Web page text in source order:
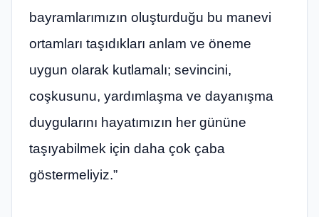
bayramlarımızın oluşturduğu bu manevi
ortamları taşıdıkları anlam ve öneme
uygun olarak kutlamalı; sevincini,
coşkusunu, yardımlaşma ve dayanışma
duygularını hayatımızın her gününe
taşıyabilmek için daha çok çaba
göstermeliyiz.”